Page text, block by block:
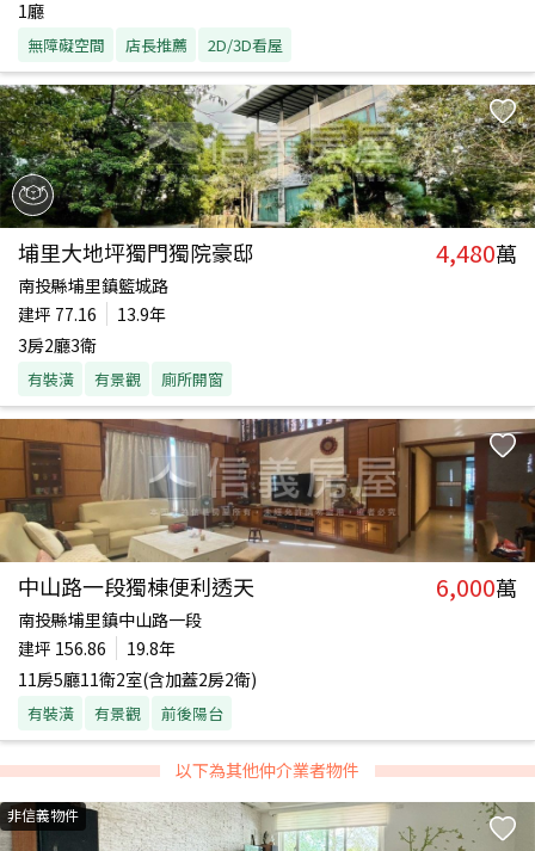
1廳
無障礙空間 店長推薦 2D/3D看屋
埔里大地坪獨門獨院豪邸 4,480萬
南投縣埔里鎮籃城路
建坪 77.16
13.9年
3房2廳3衛
有裝潢 有景觀 廁所開窗
中山路一段獨棟便利透天 6,000萬
南投縣埔里鎮中山路一段
建坪 156.86
19.8年
11房5廳11衛2室(含加蓋2房2衛)
有裝潢 有景觀 前後陽台
以下為其他仲介業者物件
非信義物件